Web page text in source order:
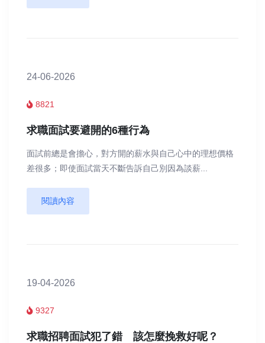
24-06-2026
8821
求職面試要避開的6種行為
面試前總是會擔心，對方開的薪水與自己心中的理想價格
差很多；即使面試當天不斷告訴自己別因為談薪...
閱讀內容
19-04-2026
9327
求職招聘面試犯了錯 該怎麼挽救好呢？